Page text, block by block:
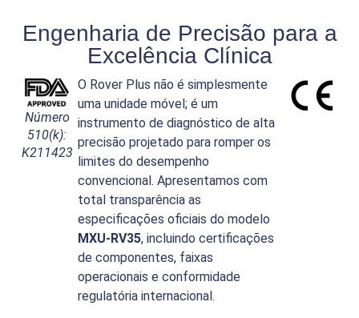
Engenharia de Precisão para a
Excelência Clínica
Número
510(k):
K211423
O Rover Plus não é simplesmente
uma unidade móvel; é um
instrumento de diagnóstico de alta
precisão projetado para romper os
limites do desempenho
convencional. Apresentamos com
total transparência as
especificações oficiais do modelo
MXU-RV35, incluindo certificações
de componentes, faixas
operacionais e conformidade
regulatória internacional.